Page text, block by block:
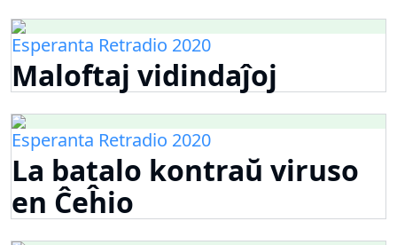
Esperanta Retradio 2020
Maloftaj vidindaĵoj
Esperanta Retradio 2020
La batalo kontraŭ viruso
en Ĉeĥio